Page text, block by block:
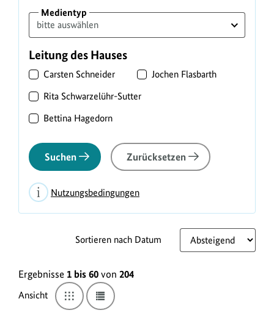
Medientyp
Leitung des Hauses
Carsten Schneider
Jochen Flasbarth
Rita Schwarzelühr-Sutter
Bettina Hagedorn
Suchen Zurücksetzen
Nutzungsbedingungen
Infografiken,
Audio
und
Sortieren nach Datum
i
s
Ergebnisse 1 bis 60 von 204
Ansicht
Wechseln
Kacheln-
Wechseln
Liste-